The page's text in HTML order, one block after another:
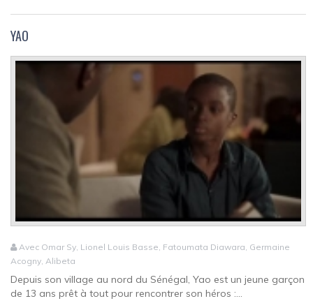
YAO
Avec Omar Sy, Lionel Louis Basse, Fatoumata Diawara, Germaine
Acogny, Alibeta
Depuis son village au nord du Sénégal, Yao est un jeune garçon
de 13 ans prêt à tout pour rencontrer son héros :...